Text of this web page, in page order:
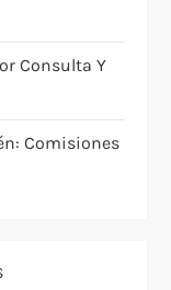
Consulta Y
Comisiones